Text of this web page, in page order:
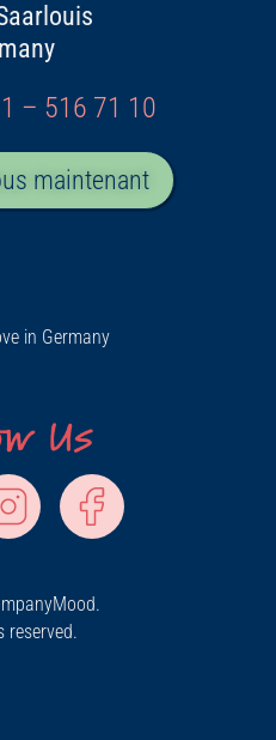
– 516 71 10
maintenant
in Germany
reserved.